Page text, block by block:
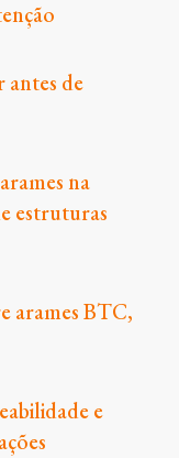
antes de
na
estruturas
arames BTC,
e